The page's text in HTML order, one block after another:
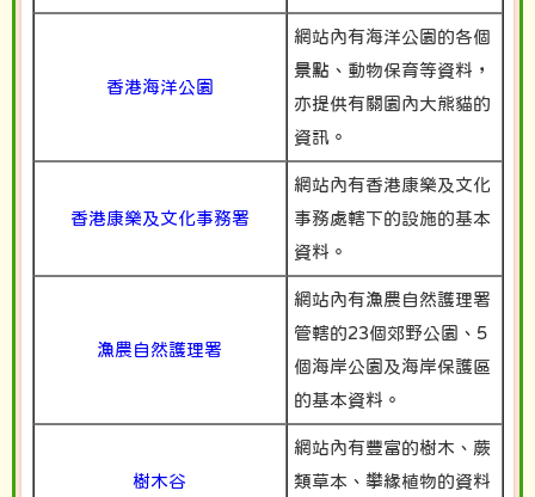
香港海洋公園
網站內有海洋公園的各個
景點、動物保育等資料，
亦提供有關園內大熊貓的
資訊。
香港康樂及文化事務署
網站內有香港康樂及文化
事務處轄下的設施的基本
資料。
漁農自然護理署
網站內有漁農自然護理署
管轄的23個郊野公園、5
個海岸公園及海岸保護區
的基本資料。
樹木谷
網站內有豐富的樹木、蕨
類草本、攀緣植物的資料